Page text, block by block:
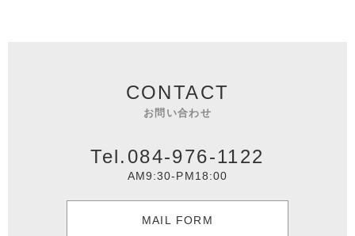
CONTACT
お問い合わせ
Tel.084-976-1122
AM9:30-PM18:00
MAIL FORM